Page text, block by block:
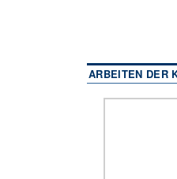
ARBEITEN DER